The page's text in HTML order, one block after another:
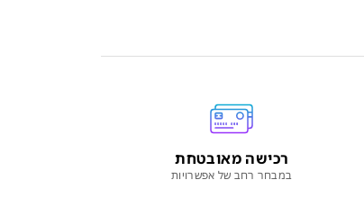
רכישה מאובטחת
במבחר רחב של אפשרויות